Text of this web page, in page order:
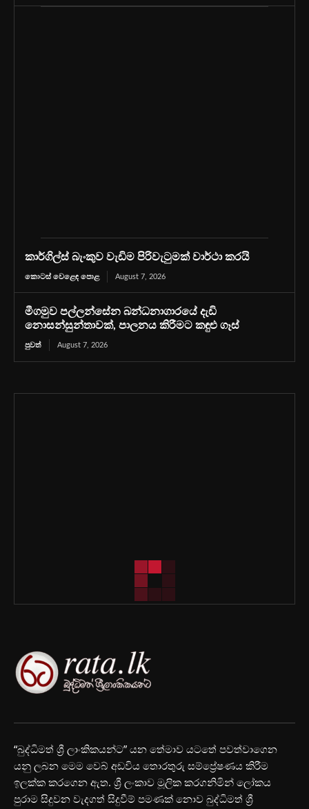
කාර්ගිල්ස් බැංකුව වැඩිම පිරිවැටුමක් වාර්ථා කරයි
කොටස් වෙළෙඳ පොළ August 7, 2026
මීගමුව පල්ලන්සේන බන්ධනාගාරයේ දැඩි
නොසන්සුන්තාවක්, පාලනය කිරීමට කඳුළු ගෑස්
පුවත් August 7, 2026
“බුද්ධිමත් ශ්‍රී ලාංකිකයන්ට” යන තේමාව යටතේ පවත්වාගෙන
යනු ලබන මෙම වෙබ් අඩවිය තොරතුරු සම්ප්‍රේෂණය කිරීම
ඉලක්ක කරගෙන ඇත. ශ්‍රී ලංකාව මූලික කරගනිමින් ලෝකය
පුරාම සිදුවන වැදගත් සිදුවීම් පමණක් නොව බුද්ධිමත් ශ්‍රී